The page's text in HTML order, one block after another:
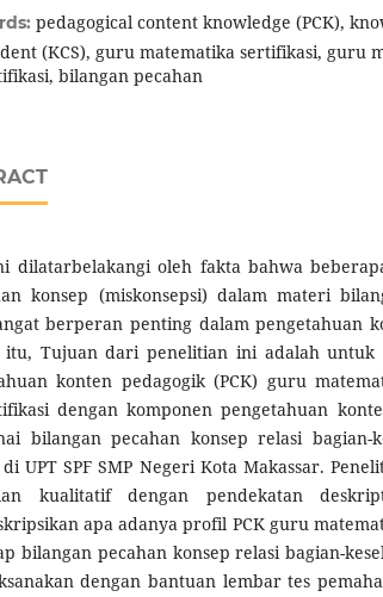
pedagogical content knowledge (PCK),
(KCS), guru matematika sertifikasi, guru
bilangan pecahan
dilatarbelakangi oleh fakta bahwa
konsep (miskonsepsi) dalam materi
berperan penting dalam pengetahuan
itu, Tujuan dari penelitian ini adalah untuk
konten pedagogik (PCK) guru
dengan komponen pengetahuan
bilangan pecahan konsep relasi bagian-
UPT SPF SMP Negeri Kota Makassar.
kualitatif dengan pendekatan
apa adanya profil PCK guru
bilangan pecahan konsep relasi bagian-
dengan bantuan lembar tes